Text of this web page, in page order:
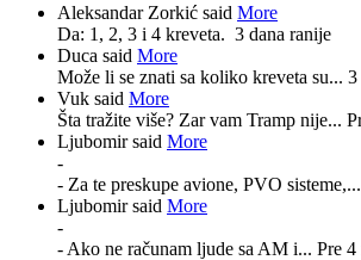
Aleksandar Zorkić said More
Da: 1, 2, 3 i 4 kreveta. 3 dana ranije
Duca said More
Može li se znati sa koliko kreveta su... 3
Vuk said More
Šta tražite više? Zar vam Tramp nije...
Ljubomir said More
-
- Za te preskupe avione, PVO sisteme,...
Ljubomir said More
-
- Ako ne računam ljude sa AM i... Pre 4